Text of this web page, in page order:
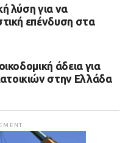
λύση για να
επένδυση στα
άδεια για
στην Ελλάδα